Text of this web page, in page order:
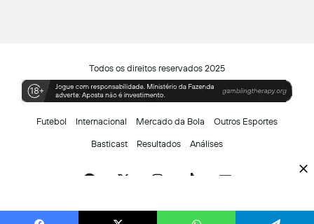
Todos os direitos reservados 2025
Futebol Internacional Mercado da Bola Outros Esportes
Basticast Resultados Análises
Facebook InstagramTikTokSiga-
nos